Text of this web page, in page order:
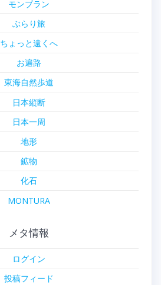
モンブラン
ぶらり旅
ちょっと遠くへ
お遍路
東海自然歩道
日本縦断
日本一周
地形
鉱物
化石
MONTURA
メタ情報
ログイン
投稿フィード